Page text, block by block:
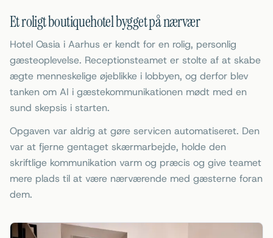
Et roligt boutiquehotel bygget på nærvær
Hotel Oasia i Aarhus er kendt for en rolig, personlig
gæsteoplevelse. Receptionsteamet er stolte af at skabe
ægte menneskelige øjeblikke i lobbyen, og derfor blev
tanken om AI i gæstekommunikationen mødt med en
sund skepsis i starten.
Opgaven var aldrig at gøre servicen automatiseret. Den
var at fjerne gentaget skærmarbejde, holde den
skriftlige kommunikation varm og præcis og give teamet
mere plads til at være nærværende med gæsterne foran
dem.